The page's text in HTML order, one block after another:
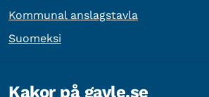
Kommunal anslagstavla
Suomeksi
Kakor på gavle.se